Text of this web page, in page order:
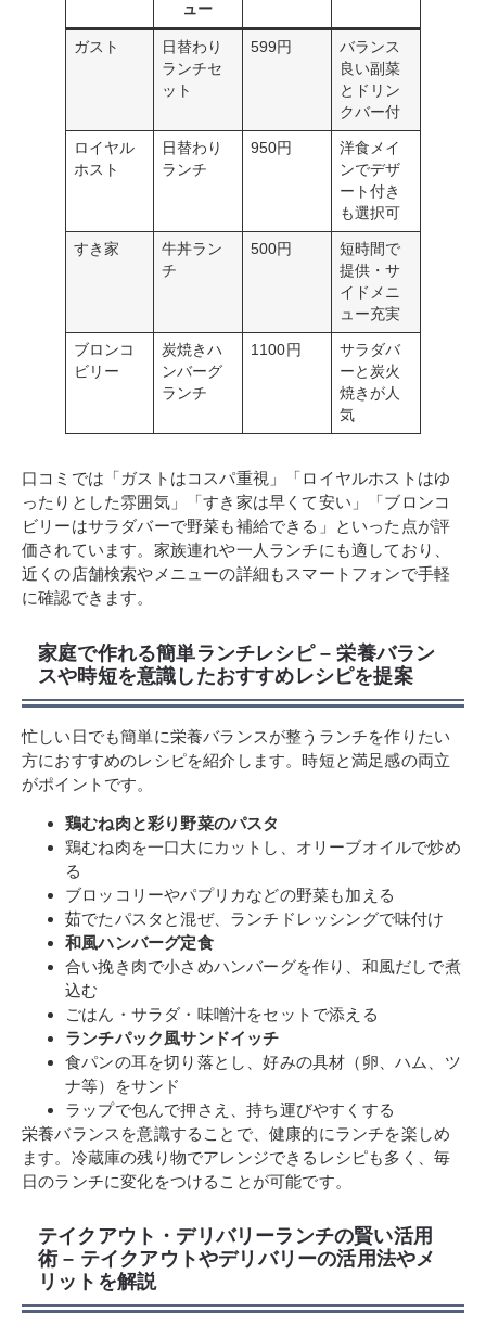
ュー
ガスト
日替わり
ランチセ
ット
599円
バランス
良い副菜
とドリン
クバー付
ロイヤル
ホスト
日替わり
ランチ
950円
洋食メイ
ンでデザ
ート付き
も選択可
すき家
牛丼ラン
チ
500円
短時間で
提供・サ
イドメニ
ュー充実
ブロンコ
ビリー
炭焼きハ
ンバーグ
ランチ
1100円
サラダバ
ーと炭火
焼きが人
気
口コミでは「ガストはコスパ重視」「ロイヤルホストはゆ
ったりとした雰囲気」「すき家は早くて安い」「ブロンコ
ビリーはサラダバーで野菜も補給できる」といった点が評
価されています。家族連れや一人ランチにも適しており、
近くの店舗検索やメニューの詳細もスマートフォンで手軽
に確認できます。
家庭で作れる簡単ランチレシピ – 栄養バラン
スや時短を意識したおすすめレシピを提案
忙しい日でも簡単に栄養バランスが整うランチを作りたい
方におすすめのレシピを紹介します。時短と満足感の両立
がポイントです。
鶏むね肉と彩り野菜のパスタ
鶏むね肉を一口大にカットし、オリーブオイルで炒め
る
ブロッコリーやパプリカなどの野菜も加える
茹でたパスタと混ぜ、ランチドレッシングで味付け
和風ハンバーグ定食
合い挽き肉で小さめハンバーグを作り、和風だしで煮
込む
ごはん・サラダ・味噌汁をセットで添える
ランチパック風サンドイッチ
食パンの耳を切り落とし、好みの具材（卵、ハム、ツ
ナ等）をサンド
ラップで包んで押さえ、持ち運びやすくする
栄養バランスを意識することで、健康的にランチを楽しめ
ます。冷蔵庫の残り物でアレンジできるレシピも多く、毎
日のランチに変化をつけることが可能です。
テイクアウト・デリバリーランチの賢い活用
術 – テイクアウトやデリバリーの活用法やメ
リットを解説